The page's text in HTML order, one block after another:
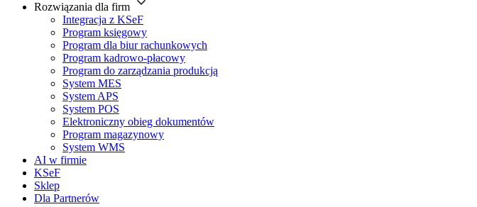
Rozwiązania dla firm
Integracja z KSeF
Program księgowy
Program dla biur rachunkowych
Program kadrowo-płacowy
Program do zarządzania produkcją
System MES
System APS
System POS
Elektroniczny obieg dokumentów
Program magazynowy
System WMS
AI w firmie
KSeF
Sklep
Dla Partnerów